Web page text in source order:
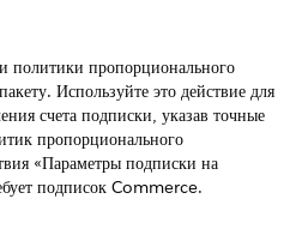
политики пропорционального
Используйте это действие для
счета подписки, указав точные
пропорционального
«Параметры подписки на
подписок Commerce.